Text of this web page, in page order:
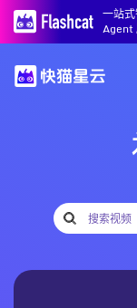
一站
Agent